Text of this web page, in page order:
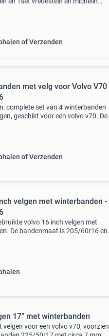
of Verzenden
met velg voor Volvo V70
complete set van 4 winterbanden
geschikt voor een volvo v70. De
of Verzenden
velgen met winterbanden -
volvo 16 inch velgen met
De bandenmaat is 205/60r16 en
17” met winterbanden
velgen voor een volvo v70, voorzien